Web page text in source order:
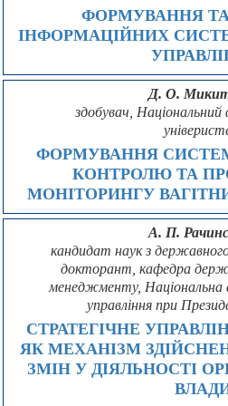
ФОРМУВАННЯ
ІНФОРМАЦІЙНИХ
Д. О.
здобувач,
ФОРМУВАННЯ
КОНТРОЛЮ ТА
МОНІТОРИНГУ
А. П.
кандидат наук з
докторант, кафедра
менеджменту, Національна
управління при
СТРАТЕГІЧНЕ
ЯК МЕХАНІЗМ
ЗМІН У ДІЯЛЬНОСТІ